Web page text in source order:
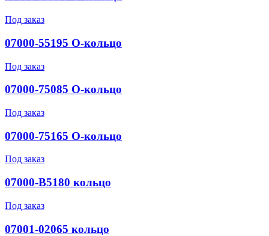
Под заказ
07000-55195 О-кольцо
Под заказ
07000-75085 О-кольцо
Под заказ
07000-75165 О-кольцо
Под заказ
07000-B5180 кольцо
Под заказ
07001-02065 кольцо